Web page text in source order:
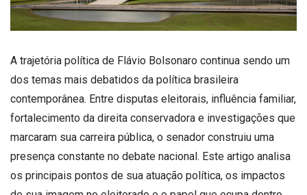
A trajetória política de Flávio Bolsonaro continua sendo um
dos temas mais debatidos da política brasileira
contemporânea. Entre disputas eleitorais, influência familiar,
fortalecimento da direita conservadora e investigações que
marcaram sua carreira pública, o senador construiu uma
presença constante no debate nacional. Este artigo analisa
os principais pontos de sua atuação política, os impactos